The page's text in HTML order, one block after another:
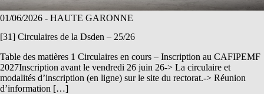
01/06/2026 - HAUTE GARONNE
[31] Circulaires de la Dsden – 25/26
Table des matières 1 Circulaires en cours – Inscription au CAFIPEMF
2027Inscription avant le vendredi 26 juin 26-> La circulaire et
modalités d’inscription (en ligne) sur le site du rectorat.-> Réunion
d’information […]